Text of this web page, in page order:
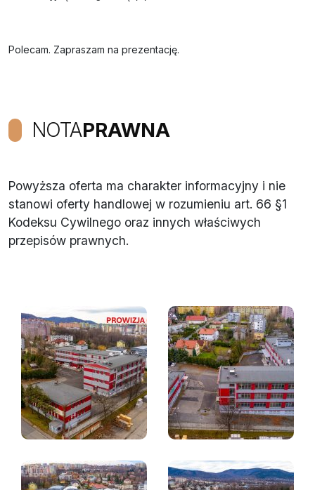
Polecam. Zapraszam na prezentację.
NOTAPRAWNA
Powyższa oferta ma charakter informacyjny i nie
stanowi oferty handlowej w rozumieniu art. 66 §1
Kodeksu Cywilnego oraz innych właściwych
przepisów prawnych.